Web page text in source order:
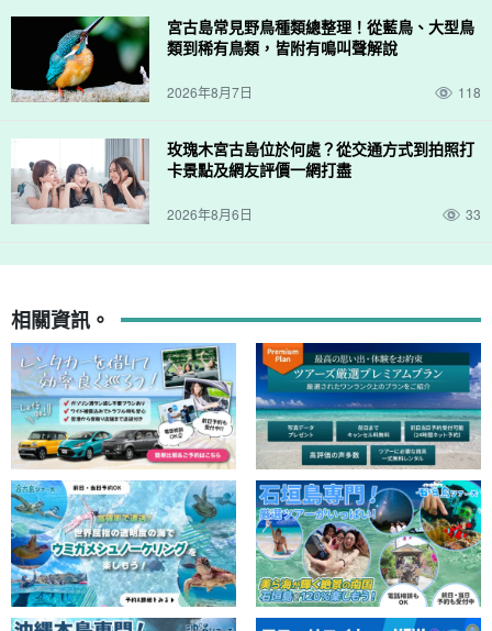
宮古島常見野鳥種類總整理！從藍鳥、大型鳥
類到稀有鳥類，皆附有鳴叫聲解說
2026年8月7日 118
玫瑰木宮古島位於何處？從交通方式到拍照打
卡景點及網友評價一網打盡
2026年8月6日 33
相關資訊。